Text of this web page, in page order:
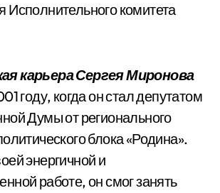
Исполнительного комитета
карьера Сергея Миронова
году, когда он стал депутатом
Думы от регионального
блока «Родина».
энергичной и
работе, он смог занять